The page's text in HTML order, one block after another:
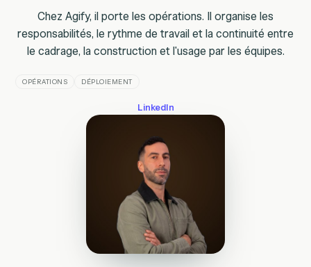
Chez Agify, il porte les opérations. Il organise les
responsabilités, le rythme de travail et la continuité entre
le cadrage, la construction et l'usage par les équipes.
OPÉRATIONS DÉPLOIEMENT
LinkedIn